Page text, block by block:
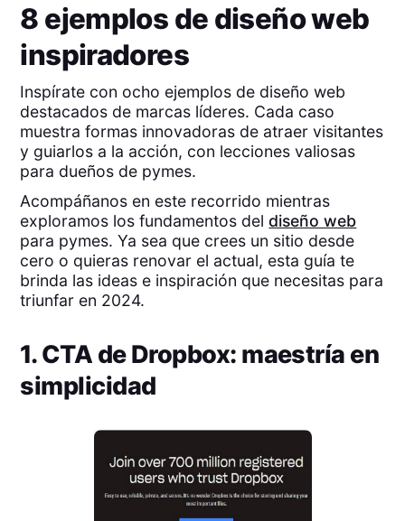
8 ejemplos de diseño web
inspiradores
Inspírate con ocho ejemplos de diseño web
destacados de marcas líderes. Cada caso
muestra formas innovadoras de atraer visitantes
y guiarlos a la acción, con lecciones valiosas
para dueños de pymes.
Acompáñanos en este recorrido mientras
exploramos los fundamentos deldiseño web
para pymes. Ya sea que crees un sitio desde
cero o quieras renovar el actual, esta guía te
brinda las ideas e inspiración que necesitas para
triunfar en 2024.
1. CTA de Dropbox: maestría en
simplicidad